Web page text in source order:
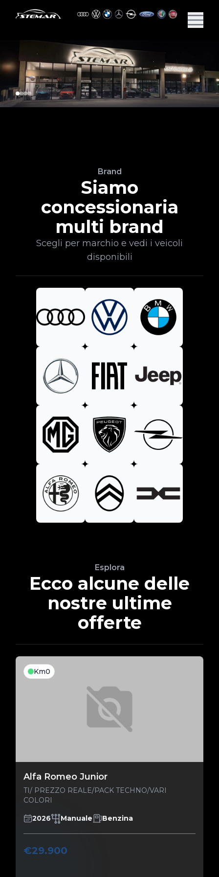
Brand
Siamo
concessionaria
multi brand
Scegli per marchio e vedi i veicoli
disponibili
Esplora
Ecco alcune delle
nostre ultime
offerte
Km0
Alfa Romeo Junior
TI/ PREZZO REALE/PACK TECHNO/VARI
COLORI
2026 Manuale Benzina
€29.900